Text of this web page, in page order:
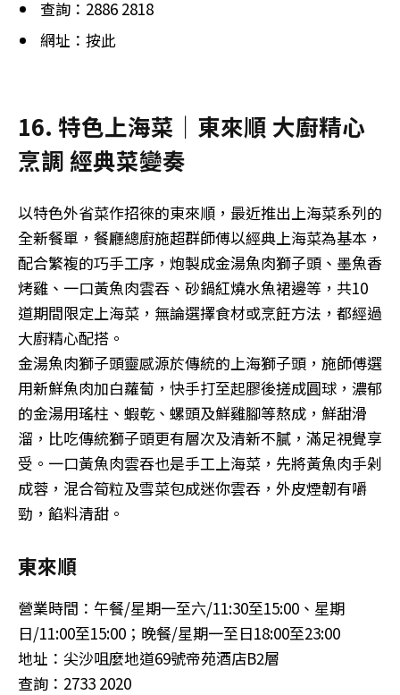
查詢：2886 2818
網址：按此
16. 特色上海菜｜東來順 大廚精心
烹調 經典菜變奏
以特色外省菜作招徠的東來順，最近推出上海菜系列的
全新餐單，餐廳總廚施超群師傅以經典上海菜為基本，
配合繁複的巧手工序，炮製成金湯魚肉獅子頭、墨魚香
烤雞、一口黃魚肉雲吞、砂鍋紅燒水魚裙邊等，共10
道期間限定上海菜，無論選擇食材或烹飪方法，都經過
大廚精心配搭。
金湯魚肉獅子頭靈感源於傳統的上海獅子頭，施師傅選
用新鮮魚肉加白蘿蔔，快手打至起膠後搓成圓球，濃郁
的金湯用瑤柱、蝦乾、螺頭及鮮雞腳等熬成，鮮甜滑
溜，比吃傳統獅子頭更有層次及清新不膩，滿足視覺享
受。一口黃魚肉雲吞也是手工上海菜，先將黃魚肉手剁
成蓉，混合筍粒及雪菜包成迷你雲吞，外皮煙韌有嚼
勁，餡料清甜。
東來順
營業時間：午餐/星期一至六/11:30至15:00、星期
日/11:00至15:00；晚餐/星期一至日18:00至23:00
地址：尖沙咀麼地道69號帝苑酒店B2層
查詢：2733 2020